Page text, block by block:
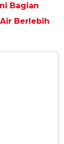
Bagian
Berlebih